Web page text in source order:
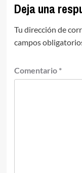
Deja una
Tu dirección de
campos
Comentario *